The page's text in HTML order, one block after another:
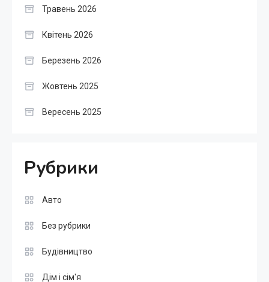
Травень 2026
Квітень 2026
Березень 2026
Жовтень 2025
Вересень 2025
Рубрики
Авто
Без рубрики
Будівництво
Дім і сім'я